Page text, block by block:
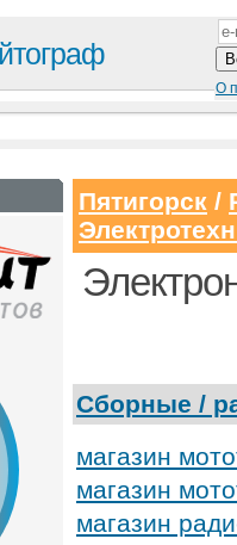
О
Пятигорск /
Сборные /
магазин
магазин
магазин
Сайт с
от 6500 руб.